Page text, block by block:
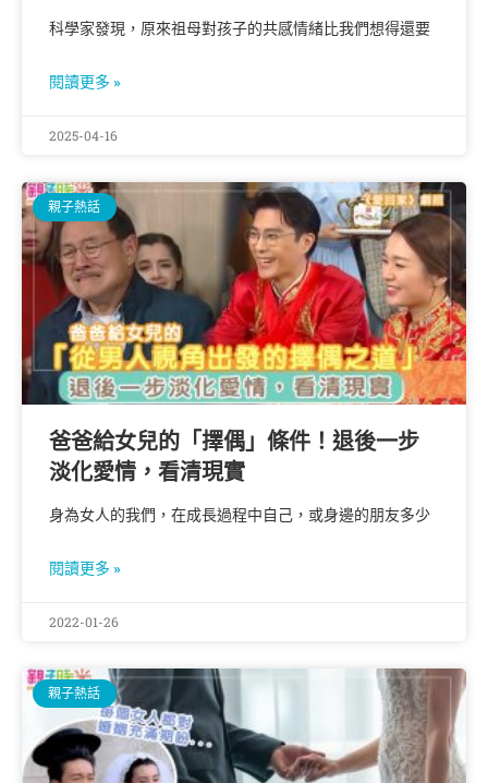
科學家發現，原來祖母對孩子的共感情緒比我們想得還要
閱讀更多 »
2025-04-16
親子熱話
爸爸給女兒的「擇偶」條件！退後一步
淡化愛情，看清現實
身為女人的我們，在成長過程中自己，或身邊的朋友多少
閱讀更多 »
2022-01-26
親子熱話